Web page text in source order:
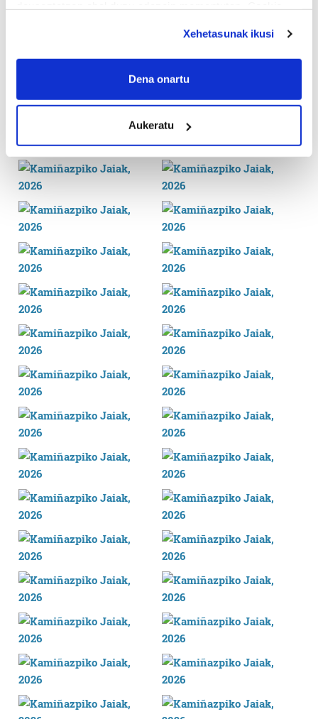
If you allow, we would also like to:
Collect information about your geographical
Identify your device by actively scanning it for
specific characteristics (fingerprinting)
Find out more about how your personal data is processed
and set your preferences in thedetails section
Guk eta gure bazkideek zure datu pertsonalak
prozesatzen ditugu, zure IP zenbakia, besteak beste,
teknologia erabiliz, cookieak adibidez, iragarki eta eduki
pertsonalizatuak eskaintzeko, iragarkiak eta edukia
neurtzeko, jendeari buruzko informazioa biltzeko eta
produktuak garatzeko. Zure datuak nork eta zertarako
Bazkide batzuek ez dizute baimenik eskatzen, eta beren
interes komertzial legitimoetan babesten dira. Ikusi gure
bazkideen zerrenda, beren ustez zein helburutarako
dezakezun ikusteko.
Lortu zure datu pertsonalak prozesatzeko moduari
buruzko informazio gehiago eta ezarri zure lehentasunak
datuen atalean. Edozein unetan alda edo ken dezakezu
zure baimena Cookieen adierazpenean.
Webgune honek cookie propioak eta hirugarrenen cookie-
fitxategiak erabiltzen ditu. Zure esperientzia eta
zerbitzuak hobetzeko asmoz, cookie teknologiaz
baliatzen gara. Ohar hau onartuz gero, teknologia hori
irakurri
Xehetasunak ikusi
Dena onartu
Aukeratu